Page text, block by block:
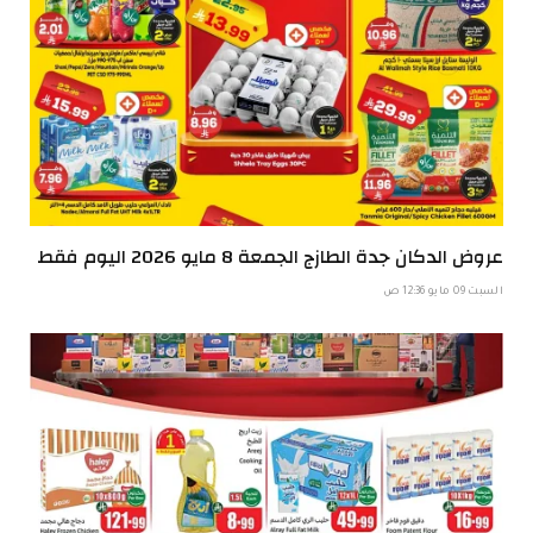
عروض الدكان جدة الطازج الجمعة 8 مايو 2026 اليوم فقط
السبت 09 مايو 12:36 ص